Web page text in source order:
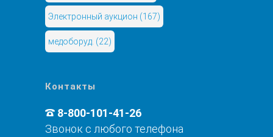
Электронный аукцион (167)
медоборуд. (22)
Контакты
8-800-101-41-26
Звонок с любого телефона